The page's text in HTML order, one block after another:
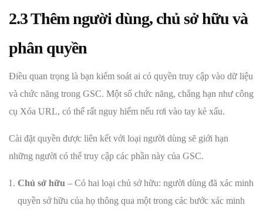
2.3 Thêm người dùng, chủ sở hữu và
phân quyền
Điều quan trọng là bạn kiểm soát ai có quyền truy cập vào dữ liệu
và chức năng trong GSC. Một số chức năng, chẳng hạn như công
cụ Xóa URL, có thể rất nguy hiểm nếu rơi vào tay kẻ xấu.
Cài đặt quyền được liên kết với loại người dùng sẽ giới hạn
những người có thể truy cập các phần này của GSC.
Chủ sở hữu – Có hai loại chủ sở hữu: người dùng đã xác minh
quyền sở hữu của họ thông qua một trong các bước xác minh